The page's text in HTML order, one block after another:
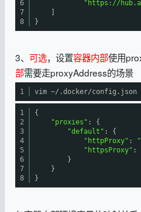
6
7
8
"https://
]
}
3、 可选，设置容器内部使用
部需要走proxyAddress的场景
1 vim ~/.docker/config .json
1
2
3
4
5
6
7
8
{
"proxies" : {
"default" : {
"httpProxy" :
"httpsProxy" :
}
}
}